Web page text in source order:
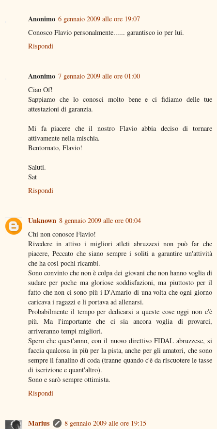
Anonimo 6 gennaio 2009 alle ore 19:07
Conosco Flavio personalmente...... garantisco io per lui.
Rispondi
Anonimo 7 gennaio 2009 alle ore 01:00
Ciao Of!
Sappiamo che lo conosci molto bene e ci fidiamo delle tue
attestazioni di garanzia.
Mi fa piacere che il nostro Flavio abbia deciso di tornare
attivamente nella mischia.
Bentornato, Flavio!
Saluti.
Sat
Rispondi
Unknown 8 gennaio 2009 alle ore 00:04
Chi non conosce Flavio!
Rivedere in attivo i migliori atleti abruzzesi non può far che
piacere, Peccato che siano sempre i soliti a garantire un'attività
che ha così pochi ricambi.
Sono convinto che non è colpa dei giovani che non hanno voglia di
sudare per poche ma gloriose soddisfazioni, ma piuttosto per il
fatto che non ci sono più i D'Amario di una volta che ogni giorno
caricava i ragazzi e li portava ad allenarsi.
Probabilmente il tempo per dedicarsi a queste cose oggi non c'è
più. Ma l'importante che ci sia ancora voglia di provarci,
arriveranno tempi migliori.
Spero che quest'anno, con il nuovo direttivo FIDAL abruzzese, si
faccia qualcosa in più per la pista, anche per gli amatori, che sono
sempre il fanalino di coda (tranne quando c'è da riscuotere le tasse
di iscrizione e quant'altro).
Sono e sarò sempre ottimista.
Rispondi
Marius
8 gennaio 2009 alle ore 19:15